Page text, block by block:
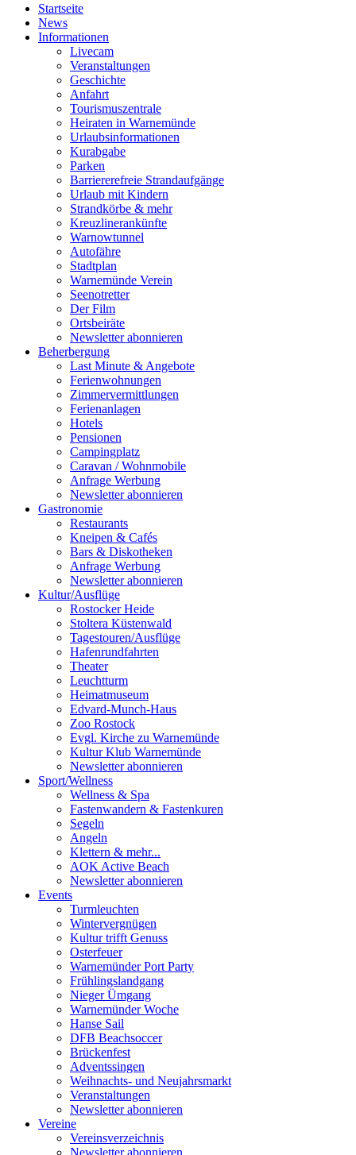
Startseite
News
Informationen
Livecam
Veranstaltungen
Geschichte
Anfahrt
Tourismuszentrale
Heiraten in Warnemünde
Urlaubsinformationen
Kurabgabe
Parken
Barriererefreie Strandaufgänge
Urlaub mit Kindern
Strandkörbe & mehr
Kreuzlinerankünfte
Warnowtunnel
Autofähre
Stadtplan
Warnemünde Verein
Seenotretter
Der Film
Ortsbeiräte
Newsletter abonnieren
Beherbergung
Last Minute & Angebote
Ferienwohnungen
Zimmervermittlungen
Ferienanlagen
Hotels
Pensionen
Campingplatz
Caravan / Wohnmobile
Anfrage Werbung
Newsletter abonnieren
Gastronomie
Restaurants
Kneipen & Cafés
Bars & Diskotheken
Anfrage Werbung
Newsletter abonnieren
Kultur/Ausflüge
Rostocker Heide
Stoltera Küstenwald
Tagestouren/Ausflüge
Hafenrundfahrten
Theater
Leuchtturm
Heimatmuseum
Edvard-Munch-Haus
Zoo Rostock
Evgl. Kirche zu Warnemünde
Kultur Klub Warnemünde
Newsletter abonnieren
Sport/Wellness
Wellness & Spa
Fastenwandern & Fastenkuren
Segeln
Angeln
Klettern & mehr...
AOK Active Beach
Newsletter abonnieren
Events
Turmleuchten
Wintervergnügen
Kultur trifft Genuss
Osterfeuer
Warnemünder Port Party
Frühlingslandgang
Nieger Ümgang
Warnemünder Woche
Hanse Sail
DFB Beachsoccer
Brückenfest
Adventssingen
Weihnachts- und Neujahrsmarkt
Veranstaltungen
Newsletter abonnieren
Vereine
Vereinsverzeichnis
Newsletter abonnieren